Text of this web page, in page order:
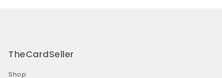
TheCardSeller
Shop